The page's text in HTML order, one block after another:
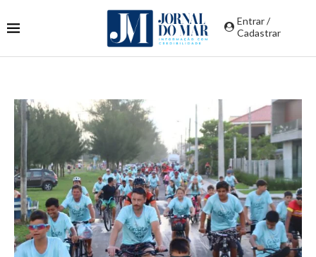
Entrar /
Cadastrar